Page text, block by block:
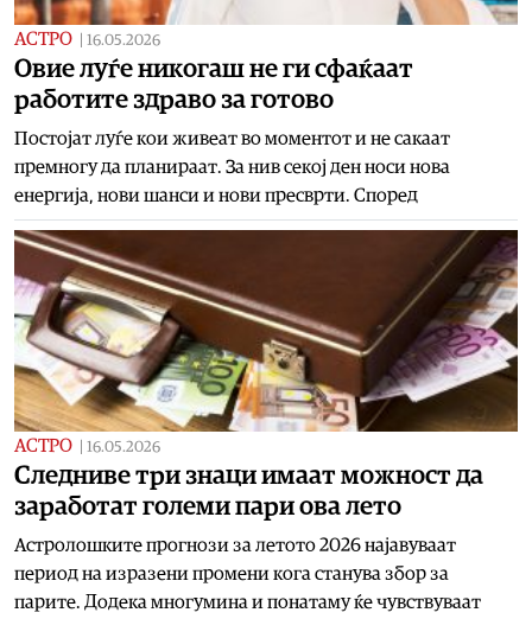
АСТРО 16.05.2026
Овие луѓе никогаш не ги сфаќаат
работите здраво за готово
Постојат луѓе кои живеат во моментот и не сакаат
премногу да планираат. За нив секој ден носи нова
енергија, нови шанси и нови пресврти. Според
АСТРО 16.05.2026
Следниве три знаци имаат можност да
заработат големи пари ова лето
Астролошките прогнози за летото 2026 најавуваат
период на изразени промени кога станува збор за
парите. Додека многумина и понатаму ќе чувствуваат